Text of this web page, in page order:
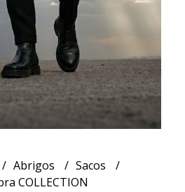
Abrigos
Sacos
COLLECTION